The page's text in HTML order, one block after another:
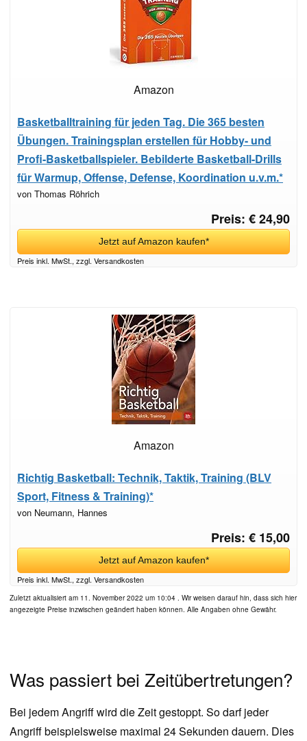
Amazon
Basketballtraining für jeden Tag. Die 365 besten
Übungen. Trainingsplan erstellen für Hobby- und
Profi-Basketballspieler. Bebilderte Basketball-Drills
für Warmup, Offense, Defense, Koordination u.v.m.*
von Thomas Röhrich
Preis: € 24,90
Jetzt auf Amazon kaufen*
Preis inkl. MwSt., zzgl. Versandkosten
Amazon
Richtig Basketball: Technik, Taktik, Training (BLV
Sport, Fitness & Training)*
von Neumann, Hannes
Preis: € 15,00
Jetzt auf Amazon kaufen*
Preis inkl. MwSt., zzgl. Versandkosten
Zuletzt aktualisiert am 11. November 2022 um 10:04 . Wir weisen darauf hin, dass sich hier
angezeigte Preise inzwischen geändert haben können. Alle Angaben ohne Gewähr.
Was passiert bei Zeitübertretungen?
Bei jedem Angriff wird die Zeit gestoppt. So darf jeder
Angriff beispielsweise maximal 24 Sekunden dauern. Dies